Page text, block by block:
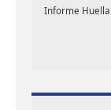
Informe